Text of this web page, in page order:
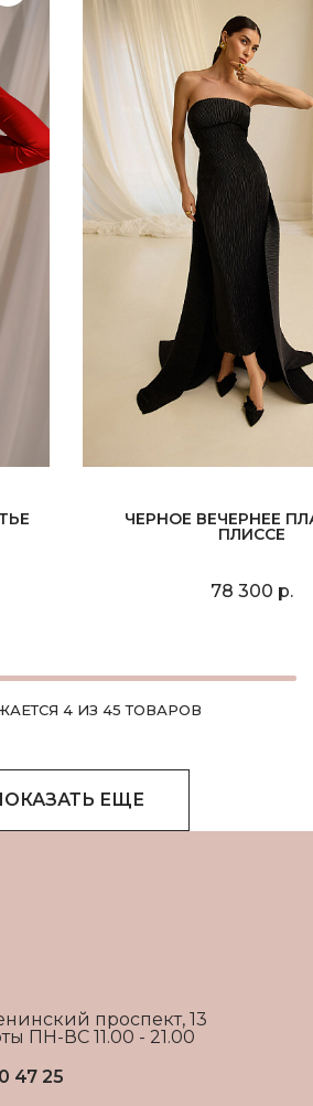
ЧЕРНОЕ ВЕЧЕРНЕЕ
ПЛИССЕ
78 300 р.
4 ИЗ 45 ТОВАРОВ
ЕЩЕ
проспект, 13
ПН-ВС 11.00 - 21.00
47 25